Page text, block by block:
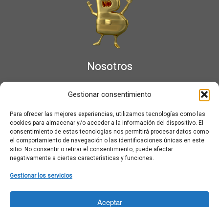
Gestionar consentimiento
Para ofrecer las mejores experiencias, utilizamos tecnologías como las
cookies para almacenar y/o acceder a la información del dispositivo. El
consentimiento de estas tecnologías nos permitirá procesar datos como
el comportamiento de navegación o las identificaciones únicas en este
sitio. No consentir o retirar el consentimiento, puede afectar
negativamente a ciertas características y funciones.
Gestionar los servicios
Aceptar
Nosotros
Aviso legal
Más información sobre las cookies
Noticias al correo
Política de cookies
Política de cookies (UE)
Política de privacidad
Ponte en contacto con nosotros
Buscar: